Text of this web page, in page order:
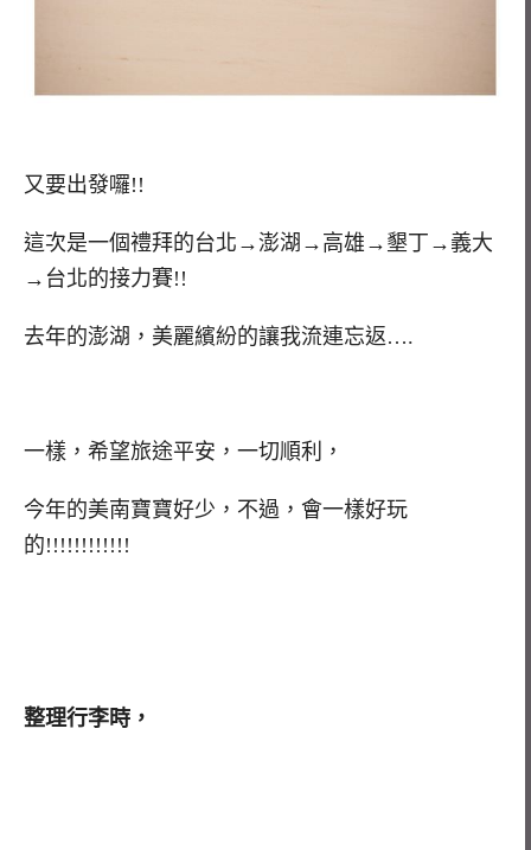
又要出發囉!!
這次是一個禮拜的台北→澎湖→高雄→墾丁→義大
→台北的接力賽!!
去年的澎湖，美麗繽紛的讓我流連忘返….
一樣，希望旅途平安，一切順利，
今年的美南寶寶好少，不過，會一樣好玩
的!!!!!!!!!!!!
整理行李時，